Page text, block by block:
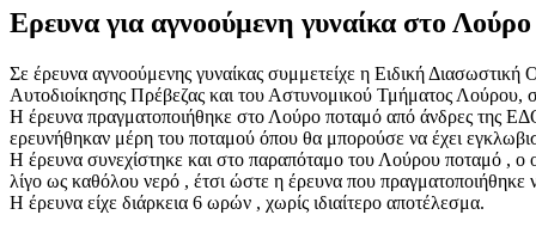
Ερευνα για αγνοούμενη γυναίκα στο
Σε έρευνα αγνοούμενης γυναίκας συμμετείχε η Ειδική
Αυτοδιοίκησης Πρέβεζας και του Αστυνομικού Τμήματος
Η έρευνα πραγματοποιήθηκε στο Λούρο ποταμό από άνδρες της
ερευνήθηκαν μέρη του ποταμού όπου θα μπορούσε να έχει
Η έρευνα συνεχίστηκε και στο παραπόταμο του Λούρου ποταμό ,
λίγο ως καθόλου νερό , έτσι ώστε η έρευνα που πραγματοποιήθηκε
Η έρευνα είχε διάρκεια 6 ωρών , χωρίς ιδιαίτερο αποτέλεσμα.